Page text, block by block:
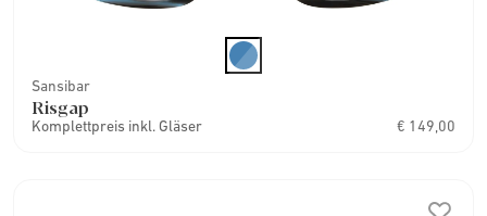
Sansibar
Risgap
Komplettpreis inkl. Gläser € 149,00